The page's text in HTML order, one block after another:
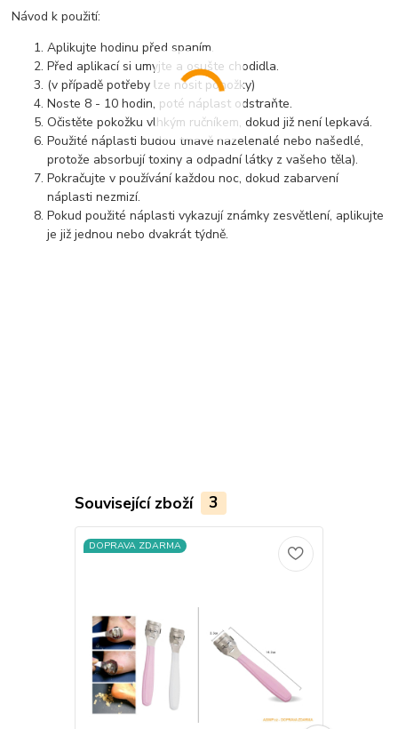
Návod k použití:
Aplikujte hodinu před spaním.
Před aplikací si umyjte a osušte chodidla.
(v případě potřeby lze nosit ponožky)
Noste 8 - 10 hodin, poté náplast odstraňte.
Očistěte pokožku vlhkým ručníkem, dokud již není lepkavá.
Použité náplasti budou tmavě nazelenalé nebo našedlé,
protože absorbují toxiny a odpadní látky z vašeho těla).
Pokračujte v používání každou noc, dokud zabarvení
náplasti nezmizí.
Pokud použité náplasti vykazují známky zesvětlení, aplikujte
je již jednou nebo dvakrát týdně.
Související zboží 3
DOPRAVA ZDARMA